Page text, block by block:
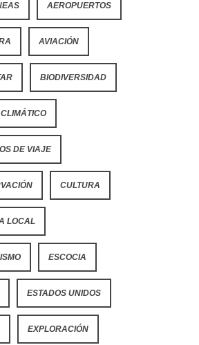
AEROPUERTOS
AVIACIÓN
BIODIVERSIDAD
DE VIAJE
CULTURA
LOCAL
ESCOCIA
ESTADOS UNIDOS
EXPLORACIÓN